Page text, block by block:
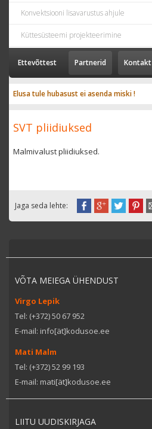
Konvektsiooni lisavarustus ahjule
Küttesüsteemi projekteerimine
Ettevõttest Partnerid Kontakt
Elusa tule hubasust ei asenda miski !
SVT pliidiuksed
Malmivalust pliidiuksed.
Jaga seda lehte:
VÕTA MEIEGA ÜHENDUST
Virgo Lepik
Tel: (+372) 50 67 952
E-mail: info[ät]kodusoe.ee
Mati Malm
Tel: (+372) 52 99 193
E-mail: mati[ät]kodusoe.ee
LIITU UUDISKIRJAGA